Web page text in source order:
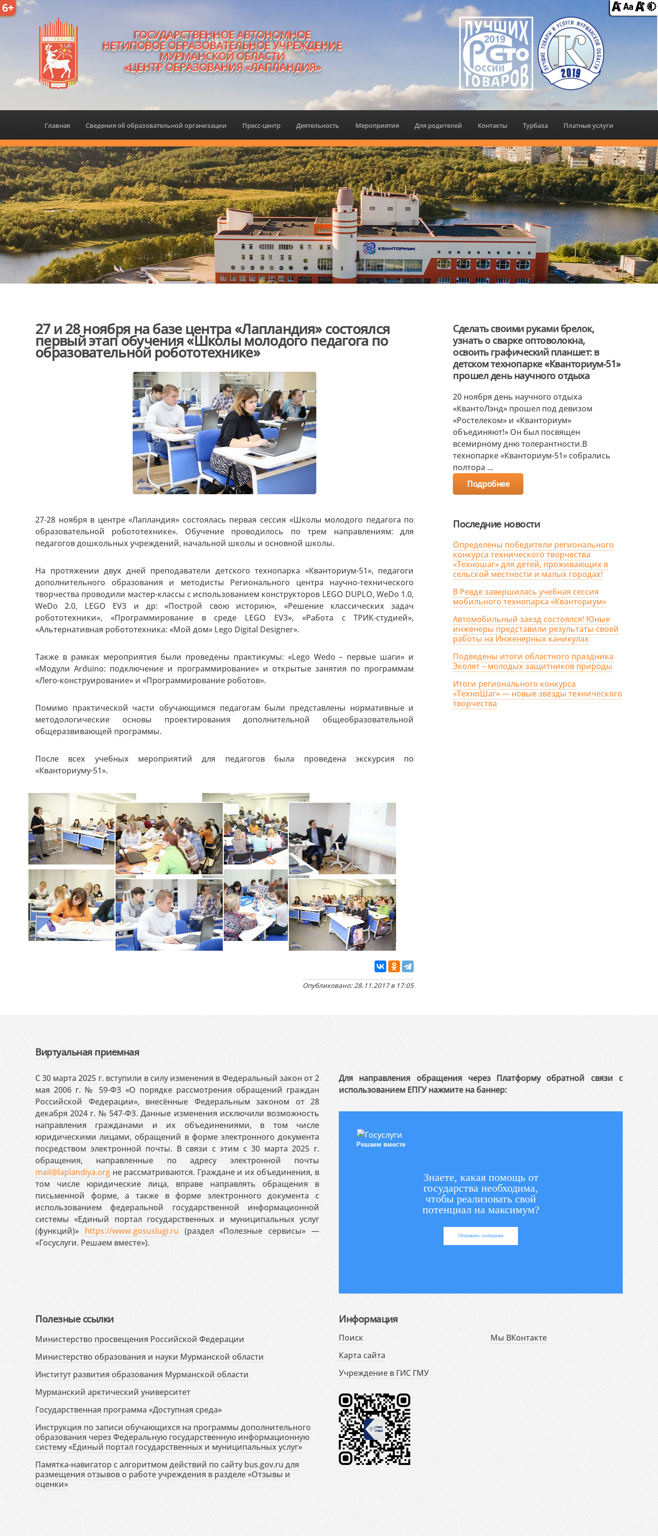
6+
ГОСУДАРСТВЕННОЕ АВТОНОМНОЕ
НЕТИПОВОЕ ОБРАЗОВАТЕЛЬНОЕ УЧРЕЖДЕНИЕ
МУРМАНСКОЙ ОБЛАСТИ
«ЦЕНТР ОБРАЗОВАНИЯ «ЛАПЛАНДИЯ»
Главная Сведения об образовательной организации Пресс-центр Деятельность Мероприятия Для родителей Контакты Турбаза Платные услуги
27 и 28 ноября на базе центра «Лапландия» состоялся
первый этап обучения «Школы молодого педагога по
образовательной робототехнике»
27-28 ноября в центре «Лапландия» состоялась первая сессия «Школы молодого педагога по
образовательной робототехнике». Обучение проводилось по трем направлениям: для
педагогов дошкольных учреждений, начальной школы и основной школы.
На протяжении двух дней преподаватели детского технопарка «Кванториум-51», педагоги
дополнительного образования и методисты Регионального центра научно-технического
творчества проводили мастер-классы с использованием конструкторов LEGO DUPLO, WeDo 1.0,
WeDo 2.0, LEGO EV3 и др: «Построй свою историю», «Решение классических задач
робототехники», «Программирование в среде LEGO EV3», «Работа с ТРИК-студией»,
«Альтернативная робототехника: «Мой дом» Lego Digital Designer».
Также в рамках мероприятия были проведены практикумы: «Lego Wedo – первые шаги» и
«Модули Arduino: подключение и программирование» и открытые занятия по программам
«Лего-конструирование» и «Программирование роботов».
Помимо практической части обучающимся педагогам были представлены нормативные и
методологические основы проектирования дополнительной общеобразовательной
общеразвивающей программы.
После всех учебных мероприятий для педагогов была проведена экскурсия по
«Кванториуму-51».
Опубликовано: 28.11.2017 в 17:05
Сделать своими руками брелок,
узнать о сварке оптоволокна,
освоить графический планшет: в
детском технопарке «Кванториум-51»
прошел день научного отдыха
20 ноября день научного отдыха
«КвантоЛэнд» прошел под девизом
«Ростелеком» и «Кванториум»
объединяют!» Он был посвящен
всемирному дню толерантности.В
технопарке «Кванториум-51» собрались
полтора ...
Подробнее
Последние новости
Определены победители регионального
конкурса технического творчества
«Техношаг» для детей, проживающих в
сельской местности и малых городах!
В Ревде завершилась учебная сессия
мобильного технопарка «Кванториум»
Автомобильный заезд состоялся! Юные
инженеры представили результаты своей
работы на Инженерных каникулах
Подведены итоги областного праздника
Эколят – молодых защитников природы
Итоги регионального конкурса
«ТехноШаг» — новые звёзды технического
творчества
Виртуальная приемная
С 30 марта 2025 г. вступили в силу изменения в Федеральный закон от 2
мая 2006 г. № 59-ФЗ «О порядке рассмотрения обращений граждан
Российской Федерации», внесённые Федеральным законом от 28
декабря 2024 г. № 547-ФЗ. Данные изменения исключили возможность
направления гражданами и их объединениями, в том числе
юридическими лицами, обращений в форме электронного документа
посредством электронной почты. В связи с этим с 30 марта 2025 г.
обращения, направленные по адресу электронной почты
mail@laplandiya.org не рассматриваются. Граждане и их объединения, в
том числе юридические лица, вправе направлять обращения в
письменной форме, а также в форме электронного документа с
использованием федеральной государственной информационной
системы «Единый портал государственных и муниципальных услуг
(функций)» https://www.gosuslugi.ru (раздел «Полезные сервисы» —
«Госуслуги. Решаем вместе»).
Для направления обращения через Платформу обратной связи с
использованием ЕПГУ нажмите на баннер:
Решаем вместе
Знаете, какая помощь от
государства необходима,
чтобы реализовать свой
потенциал на максимум?
Отправить сообщение
Полезные ссылки
Министерство просвещения Российской Федерации
Министерство образования и науки Мурманской области
Институт развития образования Мурманской области
Мурманский арктический университет
Государственная программа «Доступная среда»
Инструкция по записи обучающихся на программы дополнительного
образования через Федеральную государственную информационную
систему «Единый портал государственных и муниципальных услуг»
Памятка-навигатор с алгоритмом действий по сайту bus.gov.ru для
размещения отзывов о работе учреждения в разделе «Отзывы и
оценки»
Информация
Поиск
Карта сайта
Учреждение в ГИС ГМУ
Мы ВКонтакте